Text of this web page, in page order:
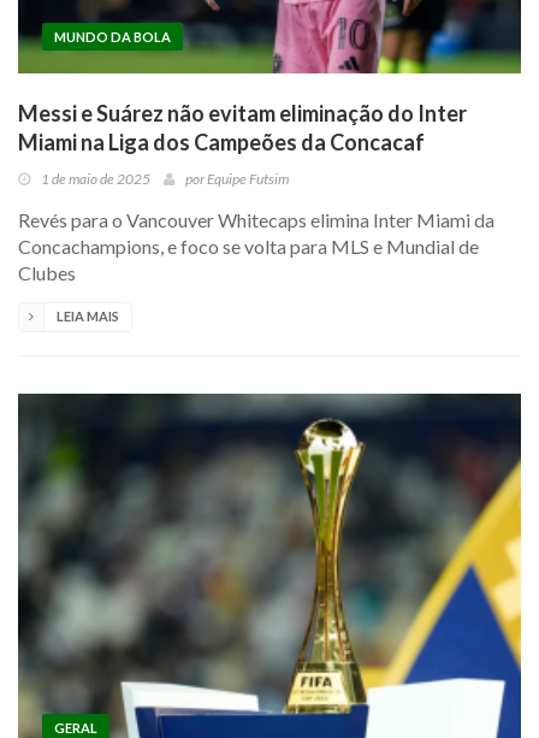
MUNDO DA BOLA
Messi e Suárez não evitam eliminação do Inter
Miami na Liga dos Campeões da Concacaf
1 de maio de 2025 por Equipe Futsim
Revés para o Vancouver Whitecaps elimina Inter Miami da
Concachampions, e foco se volta para MLS e Mundial de
Clubes
LEIA MAIS
GERAL